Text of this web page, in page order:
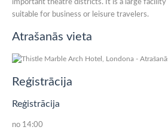
important theatre districts. It is a large facility
suitable for business or leisure travelers.
Atrašanās vieta
Reģistrācija
Reģistrācija
no 14:00